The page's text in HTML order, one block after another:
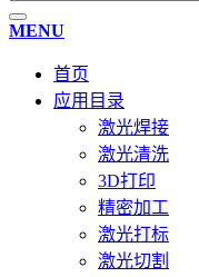
MENU
首页
应用目录
激光焊接
激光清洗
3D打印
精密加工
激光打标
激光切割